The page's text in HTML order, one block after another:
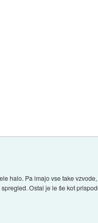
halo. Pa imajo vse take
Ostal je le še kot